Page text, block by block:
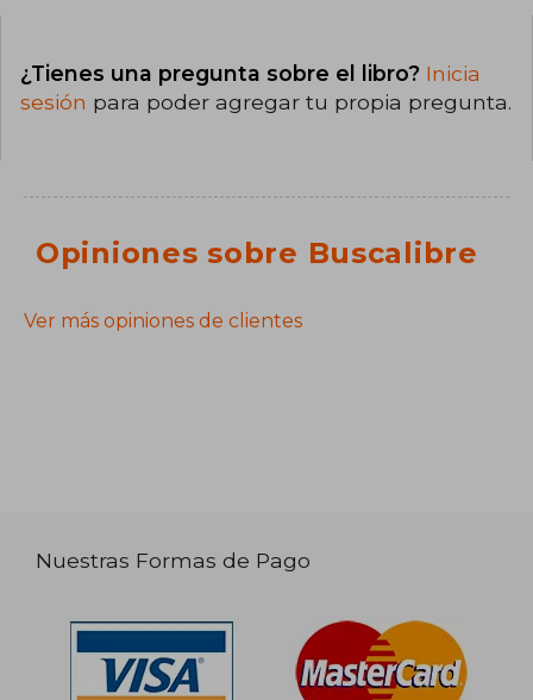
¿Tienes una pregunta sobre el libro? Inicia
sesión para poder agregar tu propia pregunta.
Opiniones sobre Buscalibre
Ver más opiniones de clientes
Nuestras Formas de Pago